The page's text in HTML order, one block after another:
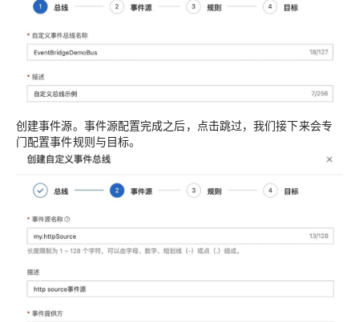
创建事件源。事件源配置完成之后，点击跳过，我们接下来会专
门配置事件规则与目标。